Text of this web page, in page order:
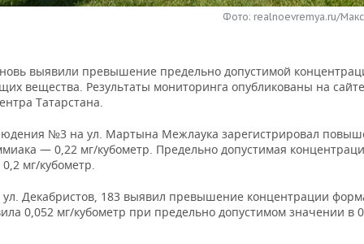
Фото: realnoevremya.ru/
выявили превышение предельно допустимой
вещества. Результаты мониторинга опубликованы на сайте
Татарстана.
№3 на ул. Мартына Межлаука зарегистрировал
— 0,22 мг/кубометр. Предельно допустимая
0,2 мг/кубометр.
Декабристов, 183 выявил превышение концентрации
0,052 мг/кубометр при предельно допустимом значении в